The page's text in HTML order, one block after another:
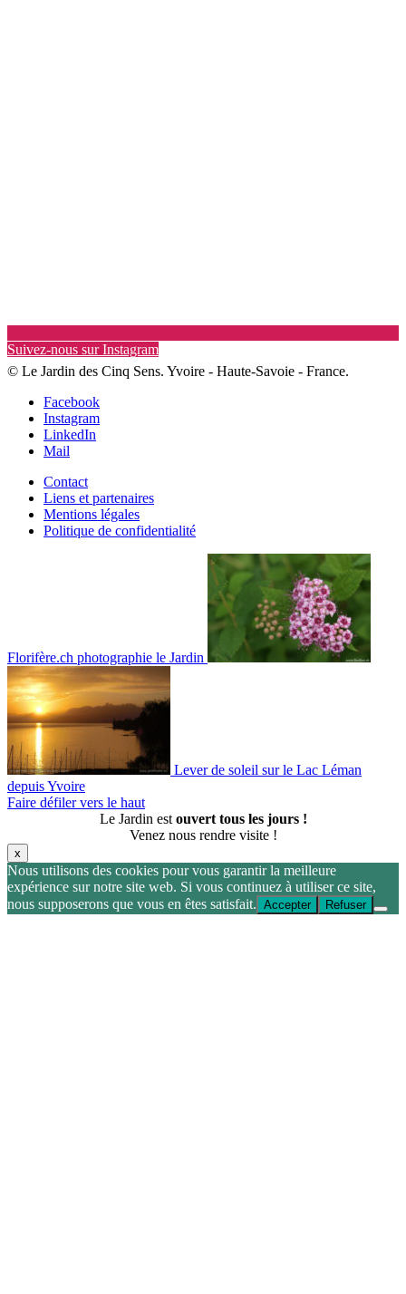
Suivez-nous sur Instagram
© Le Jardin des Cinq Sens. Yvoire - Haute-Savoie - France.
Facebook
Instagram
LinkedIn
Mail
Contact
Liens et partenaires
Mentions légales
Politique de confidentialité
Florifère.ch photographie le Jardin
Lever de soleil sur le Lac Léman
depuis Yvoire
Faire défiler vers le haut
Le Jardin estouvert tous les jours !
Venez nous rendre visite !
x
Nous utilisons des cookies pour vous garantir la meilleure
expérience sur notre site web. Si vous continuez à utiliser ce site,
nous supposerons que vous en êtes satisfait. Accepter Refuser